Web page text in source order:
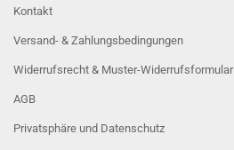
Kontakt
Versand- & Zahlungsbedingungen
Widerrufsrecht & Muster-Widerrufsformular
AGB
Privatsphäre und Datenschutz